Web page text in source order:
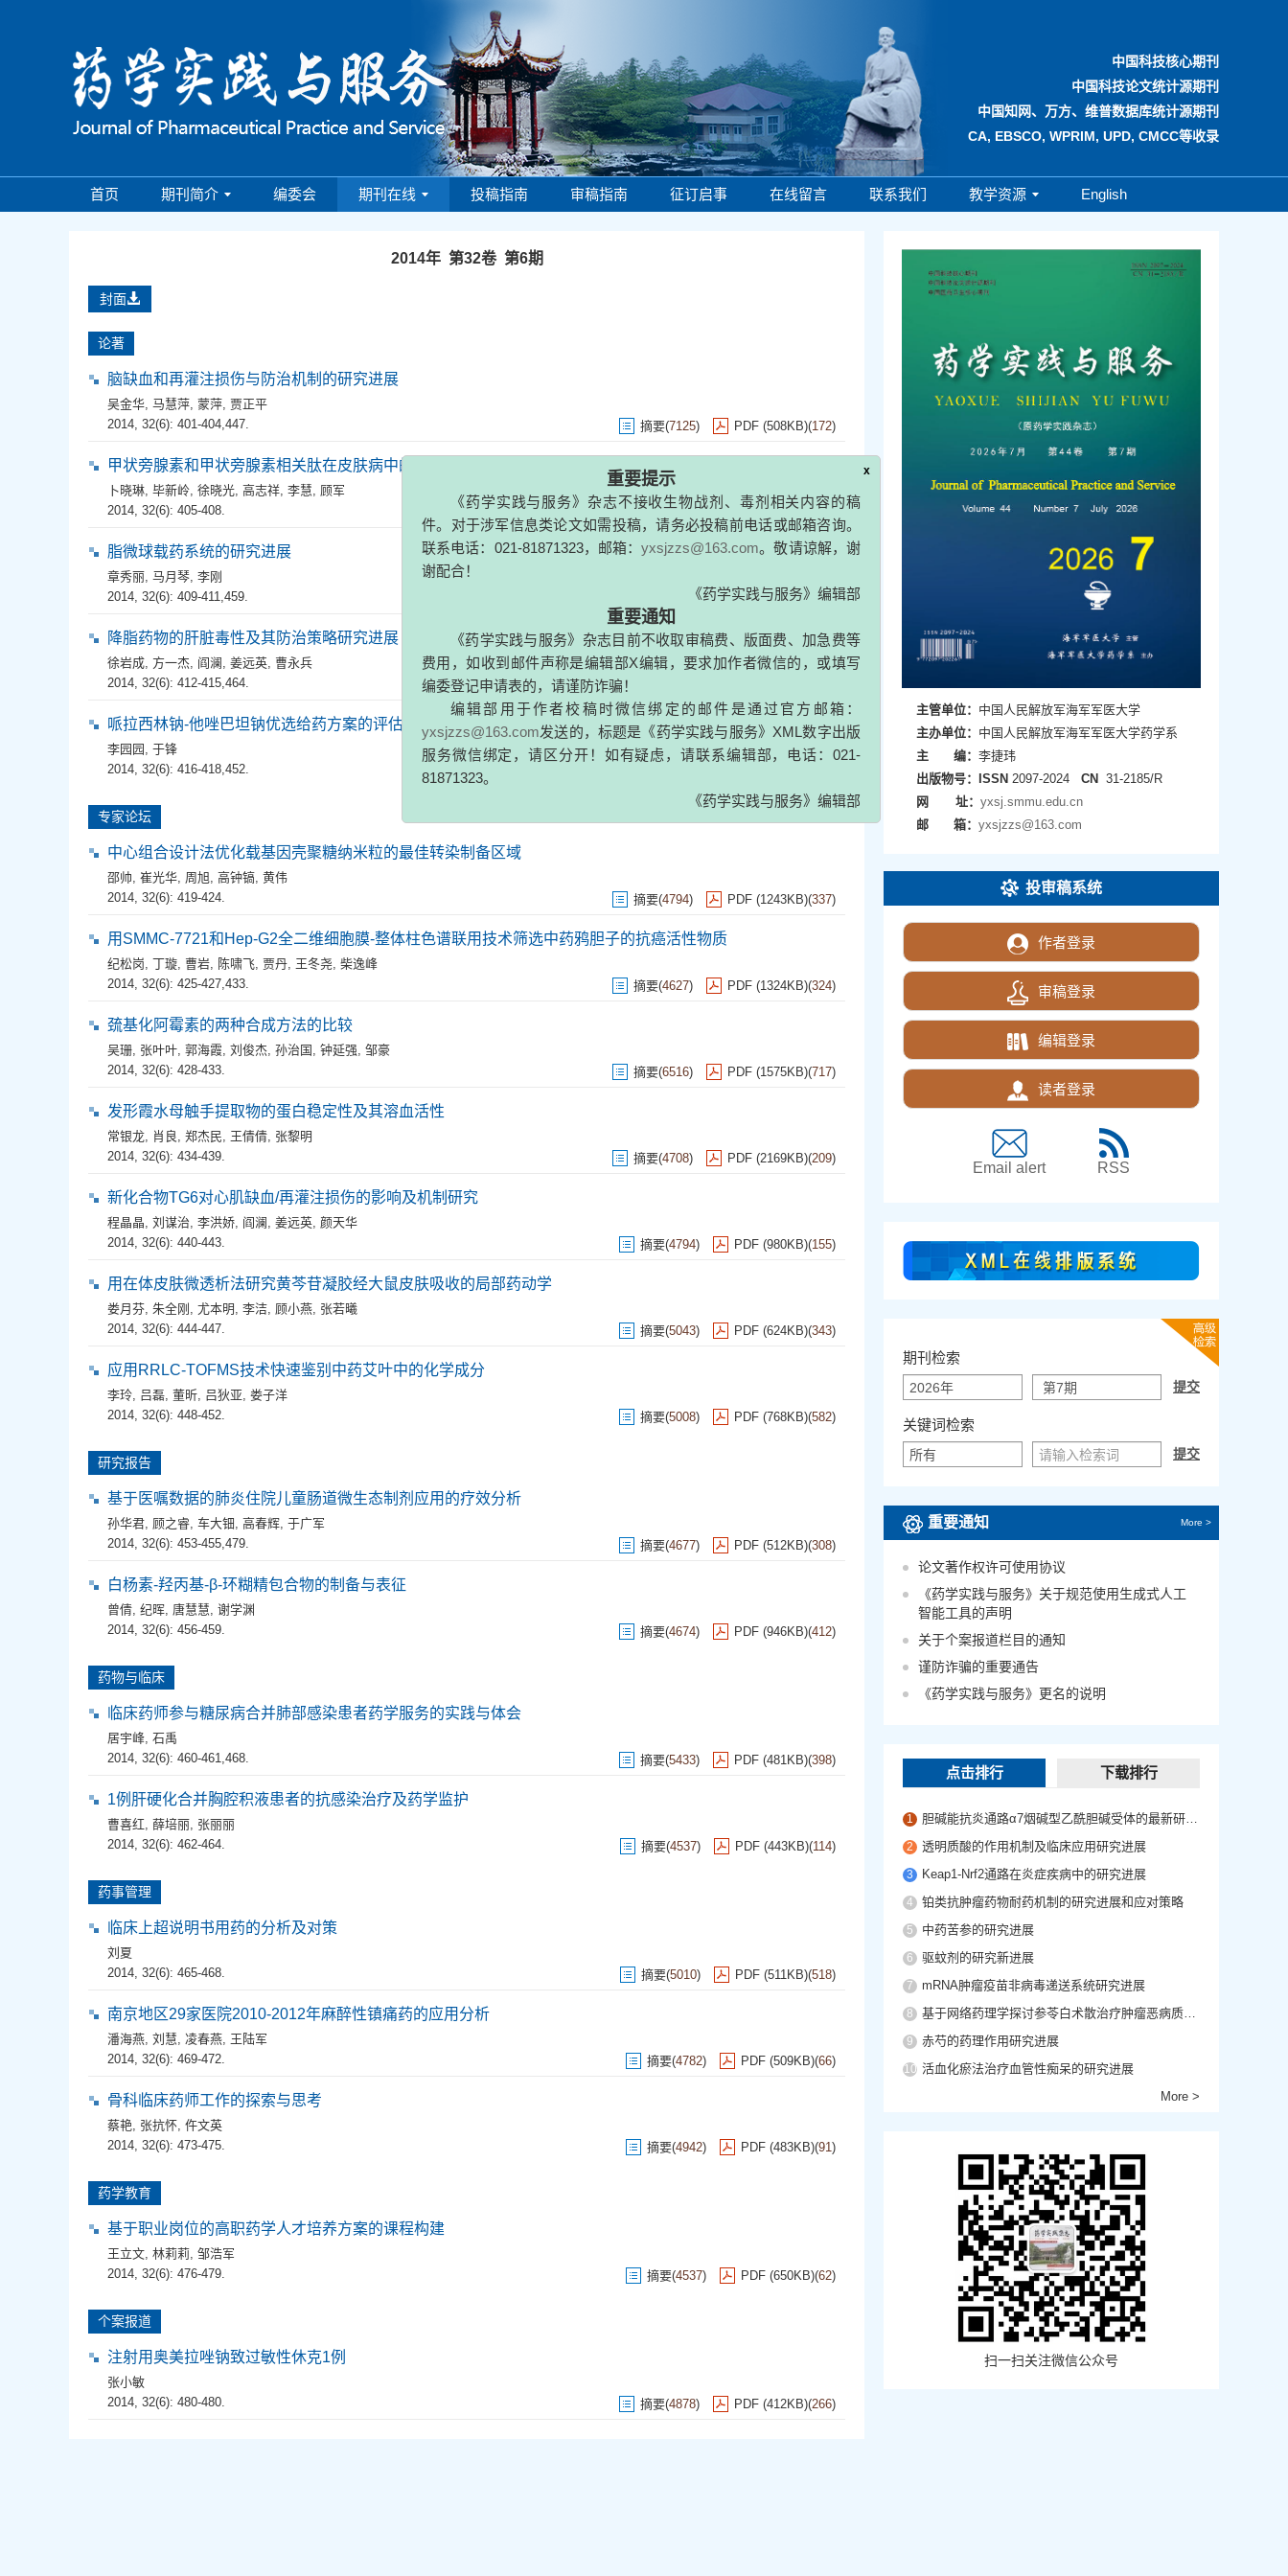
中国科技核心期刊
中国科技论文统计源期刊
中国知网、万方、维普数据库统计源期刊
CA, EBSCO, WPRIM, UPD, CMCC等收录
首页 期刊简介 编委会 期刊在线 投稿指南 审稿指南 征订启事 在线留言 联系我们 教学资源 English
x
重要提示
件。对于涉军信息类论文如需投稿，请务必投稿前电话或邮箱咨询。
联系电话：021-81871323，邮箱：yxsjzzs@163.com。敬请谅解，谢
谢配合！
《药学实践与服务》编辑部
药学实践与服务》杂志目前不收取审稿费、版面费、加急费等
费用，如收到邮件声称是编辑部X编辑，要求加作者微信的，或填写
编委登记申请表的，请谨防诈骗！
编辑部用于作者校稿时微信绑定的邮件是通过官方邮箱：
yxsjzzs@163.com发送的，标题是《药学实践与服务》XML数字出版
服务微信绑定，请区分开！如有疑虑，请联系编辑部，电话：021-
81871323。
《药学实践与服务》编辑部
2014年 第32卷 第6期
封面
论著
脑缺血和再灌注损伤与防治机制的研究进展
吴金华, 马慧萍, 蒙萍, 贾正平
2014, 32(6): 401-404,447.
摘要(7125) PDF (508KB)(172)
甲状旁腺素和甲状旁腺素相关肽在皮肤病中的研究进展
卜晓琳, 毕新岭, 徐晓光, 高志祥, 李慧, 顾军
2014, 32(6): 405-408.
摘要(5889) PDF (254KB) (117)
脂微球载药系统的研究进展
章秀丽, 马月琴, 李刚
2014, 32(6): 409-411,459.
6438) PDF (677KB)( 266)
降脂药物的肝脏毒性及其防治策略研究进展
徐岩成, 方一杰, 阎澜, 姜远英, 曹永兵
2014, 32(6): 412-415,464.
哌拉西林钠-他唑巴坦钠优选给药方案的评估及应用的研究现状
李园园 , 于锋
2014, 32(6): 416-418,452.
专家论坛
中心组合设计法优化载基因壳聚糖纳米粒的最佳转染制备区域
邵帅, 崔光华, 周旭, 高钟镐, 黄伟
2014, 32(6): 419-424.
摘要(4794) PDF (1243KB)(337)
用SMMC-7721和Hep-G2全二维细胞膜-整体柱色谱联用技术筛选中药鸦胆子的抗癌活性物质
纪松岗, 丁璇, 曹岩, 陈啸飞, 贾丹, 王冬尧, 柴逸峰
2014, 32(6): 425-427,433.
摘要(4627) PDF (1324KB)(324)
巯基化阿霉素的两种合成方法的比较
吴珊, 张叶叶, 郭海霞, 刘俊杰, 孙治国 , 钟延强, 邹豪
2014, 32(6): 428-433.
摘要(6516) PDF (1575KB)(717)
发形霞水母触手提取物的蛋白稳定性及其溶血活性
常银龙, 肖良, 郑杰民, 王倩倩, 张黎明
2014, 32(6): 434-439.
摘要(4708) PDF (2169KB)(209)
新化合物TG6对心肌缺血/再灌注损伤的影响及机制研究
程晶晶, 刘谋治, 李洪娇, 阎澜, 姜远英, 颜天华
2014, 32(6): 440-443.
摘要(4794) PDF (980KB)(155)
用在体皮肤微透析法研究黄芩苷凝胶经大鼠皮肤吸收的局部药动学
娄月芬, 朱全刚 , 尤本明 , 李洁, 顾小燕, 张若曦
2014, 32(6): 444-447.
摘要(5043) PDF (624KB)(343)
应用RRLC-TOFMS技术快速鉴别中药艾叶中的化学成分
李玲, 吕磊, 董昕, 吕狄亚, 娄子洋
2014, 32(6): 448-452.
摘要(5008) PDF (768KB)(582)
研究报告
基于医嘱数据的肺炎住院儿童肠道微生态制剂应用的疗效分析
孙华君, 顾之睿, 车大钿, 高春辉, 于广军
2014, 32(6): 453-455,479.
摘要(4677) PDF (512KB)(308)
白杨素-羟丙基-β-环糊精包合物的制备与表征
曾倩, 纪晖, 唐慧慧, 谢学渊
2014, 32(6): 456-459.
摘要(4674) PDF (946KB)(412)
药物与临床
临床药师参与糖尿病合并肺部感染患者药学服务的实践与体会
居宇峰, 石禹
2014, 32(6): 460-461,468.
摘要(5433) PDF (481KB)(398)
1例肝硬化合并胸腔积液患者的抗感染治疗及药学监护
曹喜红, 薛培丽, 张丽丽
2014, 32(6): 462-464.
摘要(4537) PDF (443KB)(114)
药事管理
临床上超说明书用药的分析及对策
刘夏
2014, 32(6): 465-468.
摘要(5010) PDF (511KB)(518)
南京地区29家医院2010-2012年麻醉性镇痛药的应用分析
潘海燕, 刘慧, 凌春燕, 王陆军
2014, 32(6): 469-472.
摘要(4782) PDF (509KB)(66)
骨科临床药师工作的探索与思考
蔡艳, 张抗怀, 仵文英
2014, 32(6): 473-475.
摘要(4942) PDF (483KB)(91)
药学教育
基于职业岗位的高职药学人才培养方案的课程构建
王立文, 林莉莉, 邹浩军
2014, 32(6): 476-479.
摘要(4537) PDF (650KB)(62)
个案报道
注射用奥美拉唑钠致过敏性休克1例
张小敏
2014, 32(6): 480-480.
摘要(4878) PDF (412KB)(266)
主管单位： 中国人民解放军海军军医大学
主办单位： 中国人民解放军海军军医大学药学系
主 编：李捷玮
出版物号：
ISSN 2097-2024 CN
31-2185/R
网 址：yxsj.smmu.edu.cn
邮 箱：yxsjzzs@163.com
投审稿系统
作者登录
审稿登录
编辑登录
读者登录
Email alert RSS
期刊检索
关键词检索
重要通知 More >
论文著作权许可使用协议
《药学实践与服务》关于规范使用生成式人工
智能工具的声明
关于个案报道栏目的通知
谨防诈骗的重要通告
《药学实践与服务》更名的说明
点击排行 下载排行
1 胆碱能抗炎通路α7烟碱型乙酰胆碱受体的最新研究进展
2 透明质酸的作用机制及临床应用研究进展
3 Keap1-Nrf2通路在炎症疾病中的研究进展
4 铂类抗肿瘤药物耐药机制的研究进展和应对策略
5 中药苦参的研究进展
6 驱蚊剂的研究新进展
7 mRNA肿瘤疫苗非病毒递送系统研究进展
8 基于网络药理学探讨参苓白术散治疗肿瘤恶病质的作用机制
9 赤芍的药理作用研究进展
10 活血化瘀法治疗血管性痴呆的研究进展
More >
扫一扫关注微信公众号